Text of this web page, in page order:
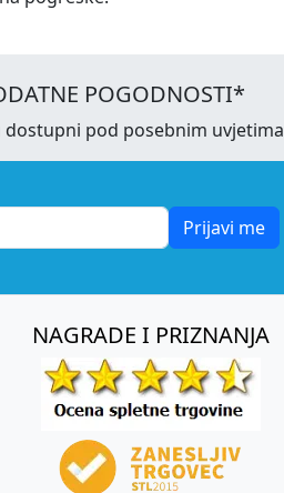
POGODNOSTI*
pod posebnim uvjetima
Prijavi me
NAGRADE I PRIZNANJA